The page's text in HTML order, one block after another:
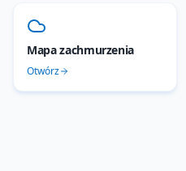
Mapa zachmurzenia
Otwórz